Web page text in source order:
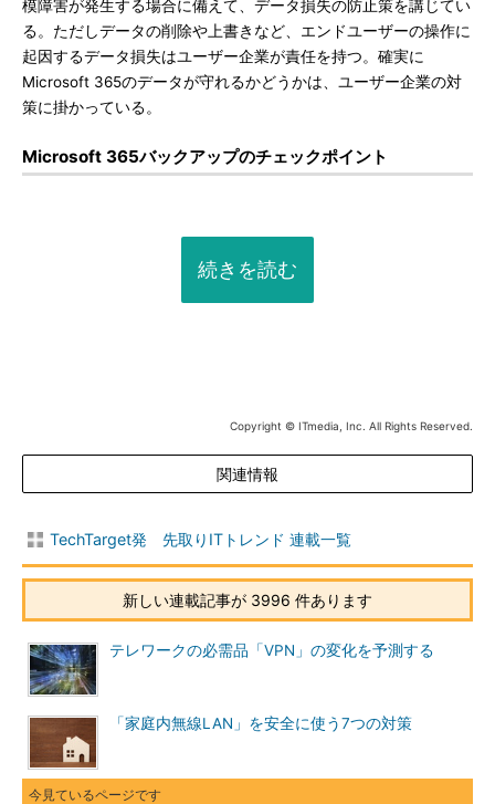
模障害が発生する場合に備えて、データ損失の防止策を講じてい
る。ただしデータの削除や上書きなど、エンドユーザーの操作に
起因するデータ損失はユーザー企業が責任を持つ。確実に
Microsoft 365のデータが守れるかどうかは、ユーザー企業の対
策に掛かっている。
Microsoft 365バックアップのチェックポイント
続きを読む
Copyright © ITmedia, Inc. All Rights Reserved.
関連情報
TechTarget発 先取りITトレンド 連載一覧
新しい連載記事が 3996 件あります
テレワークの必需品「VPN」の変化を予測する
「家庭内無線LAN」を安全に使う7つの対策